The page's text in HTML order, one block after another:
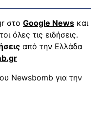
στο Google News και
όλες τις ειδήσεις.
από την Ελλάδα
Newsbomb για την